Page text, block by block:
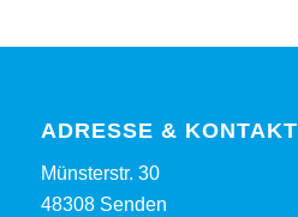
ADRESSE & KONTAKT
Münsterstr. 30
48308 Senden